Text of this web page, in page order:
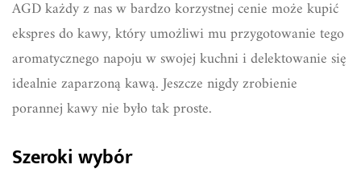
AGD każdy z nas w bardzo korzystnej cenie może kupić
ekspres do kawy, który umożliwi mu przygotowanie tego
aromatycznego napoju w swojej kuchni i delektowanie się
idealnie zaparzoną kawą. Jeszcze nigdy zrobienie
porannej kawy nie było tak proste.
Szeroki wybór